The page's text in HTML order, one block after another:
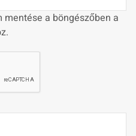
a böngészőben a